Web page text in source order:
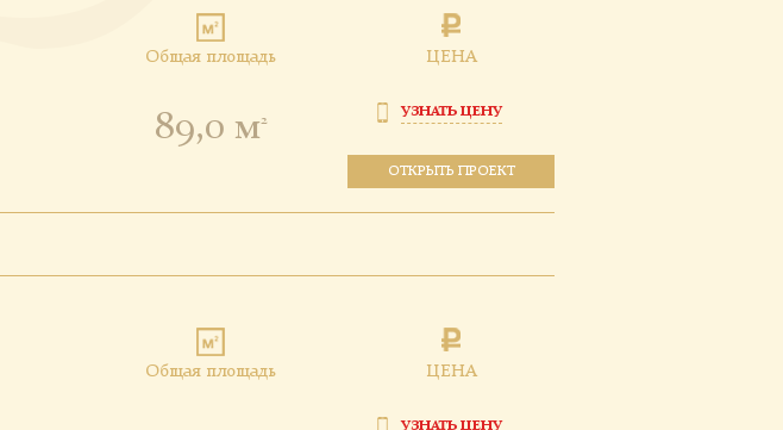
Общая площадь
89,0 м2
ЦЕНА
УЗНАТЬ ЦЕНУ
ОТКРЫТЬ ПРОЕКТ
Общая площадь ЦЕНА
УЗНАТЬ ЦЕНУ